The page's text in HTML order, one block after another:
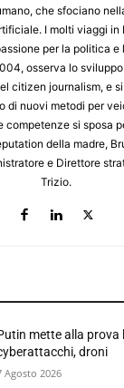
che sfociano
I molti viaggi in
per la politica e
osserva lo
citizen journalism, e
di nuovi metodi per
competenze si sposa
della madre,
e Direttore
Trizio.
mette alla prova
droni
Agosto 2026